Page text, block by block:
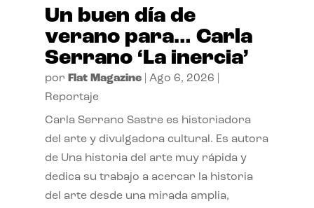
Un buen día de
verano para… Carla
Serrano ‘La inercia’
por Flat Magazine| Ago 6, 2026
Reportaje
Carla Serrano Sastre es historiadora
del arte y divulgadora cultural. Es autora
de Una historia del arte muy rápida y
dedica su trabajo a acercar la historia
del arte desde una mirada amplia,